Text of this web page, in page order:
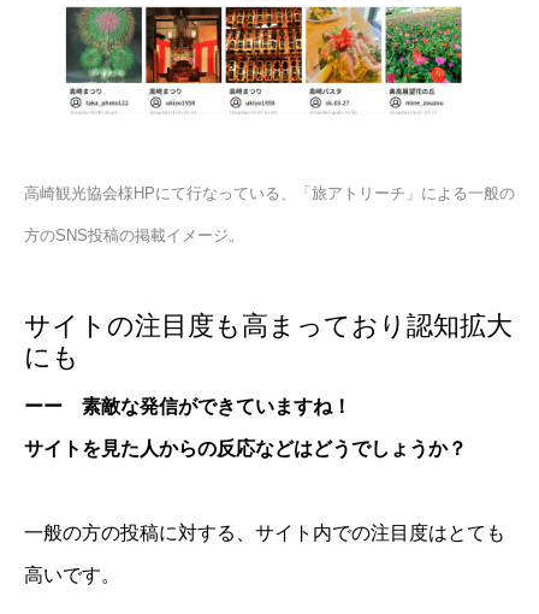
高崎観光協会様HPにて行なっている、「旅アトリーチ」による一般の
方のSNS投稿の掲載イメージ。
サイトの注目度も高まっており認知拡大
にも
ーー 素敵な発信ができていますね！
サイトを見た人からの反応などはどうでしょうか？
一般の方の投稿に対する、サイト内での注目度はとても
高いです。